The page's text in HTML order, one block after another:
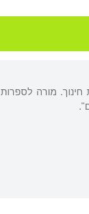
חינוך. מורה לספרות